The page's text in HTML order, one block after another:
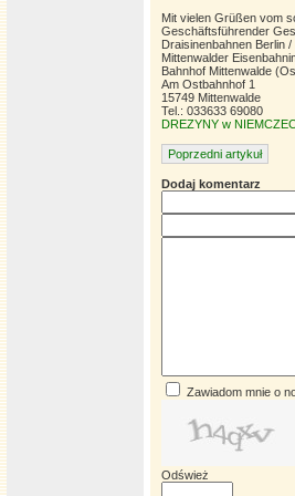
Mit vielen Grüßen vom
Geschäftsführender
Draisinenbahnen Berlin
Mittenwalder
Bahnhof Mittenwalde
Am Ostbahnhof 1
15749 Mittenwalde
Tel.: 033633 69080
DREZYNY w
Poprzedni artykuł
Dodaj komentarz
Zawiadom mnie o
Odśwież